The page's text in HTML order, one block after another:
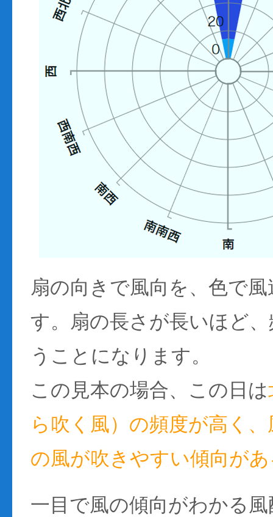
扇の向きで風向を、色で
す。扇の長さが長いほど
うことになります。
この見本の場合、この日は
ら吹く風）の頻度が高く
の風が吹きやすい傾向が
一目で風の傾向がわかる